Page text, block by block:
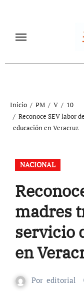
contenido
Inicio PM V
10
Reconoce SEV labor
educación en Veracruz
NACIONAL
madres
servicio
en
Por editorial